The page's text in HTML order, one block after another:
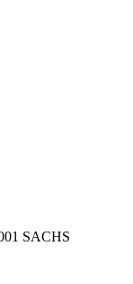
SACHS